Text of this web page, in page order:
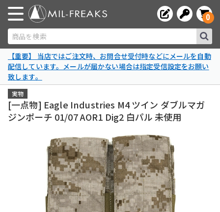
商品を検索
0
【重要】 当店ではご注文時、お問合せ受付時などにメールを自動
配信しています。メールが届かない場合は指定受信設定をお願い
致します。
実物
[一点物] Eagle Industries M4 ツイン ダブルマガ
ジンポーチ 01/07 AOR1 Dig2 白パル 未使用